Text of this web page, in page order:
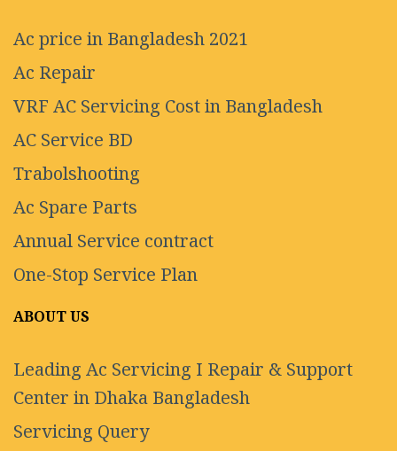
Ac price in Bangladesh 2021
Ac Repair
VRF AC Servicing Cost in Bangladesh
AC Service BD
Trabolshooting
Ac Spare Parts
Annual Service contract
One-Stop Service Plan
ABOUT US
Leading Ac Servicing I Repair & Support
Center in Dhaka Bangladesh
Servicing Query